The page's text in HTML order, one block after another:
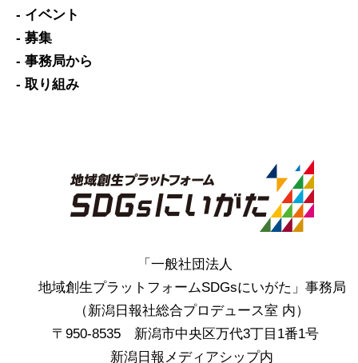
- イベント
- 募集
- 事務局から
- 取り組み
「一般社団法人
地域創生プラットフォームSDGsにいがた」事務局
（新潟日報社総合プロデュース室 内）
〒950-8535 新潟市中央区万代3丁目1番1号
新潟日報メディアシップ内